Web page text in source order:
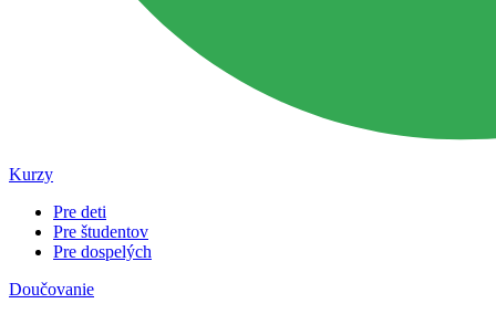
Kurzy
Pre deti
Pre študentov
Pre dospelých
Doučovanie